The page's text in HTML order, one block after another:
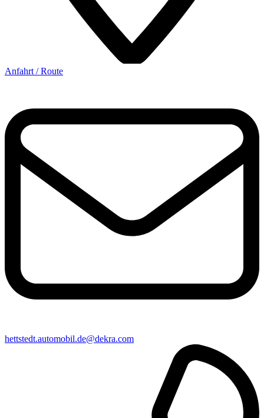
Anfahrt / Route
hettstedt​.automobil.de@​dekra.com